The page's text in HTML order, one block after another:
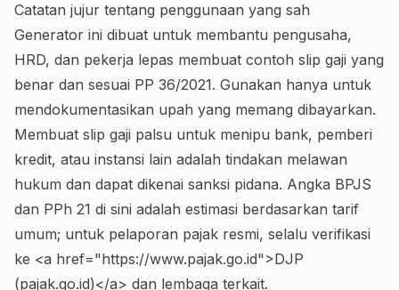
Catatan jujur tentang penggunaan yang sah
Generator ini dibuat untuk membantu pengusaha,
HRD, dan pekerja lepas membuat contoh slip gaji yang
benar dan sesuai PP 36/2021. Gunakan hanya untuk
mendokumentasikan upah yang memang dibayarkan.
Membuat slip gaji palsu untuk menipu bank, pemberi
kredit, atau instansi lain adalah tindakan melawan
hukum dan dapat dikenai sanksi pidana. Angka BPJS
dan PPh 21 di sini adalah estimasi berdasarkan tarif
umum; untuk pelaporan pajak resmi, selalu verifikasi
ke <a href="https://www.pajak.go.id">DJP
(pajak.go.id)</a> dan lembaga terkait.